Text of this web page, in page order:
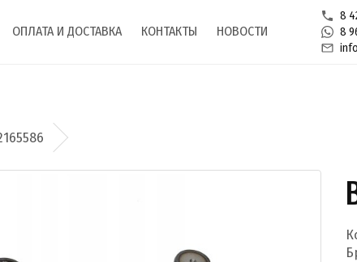
ОПЛАТА И ДОСТАВКА КОНТАКТЫ НОВОСТИ
8
8